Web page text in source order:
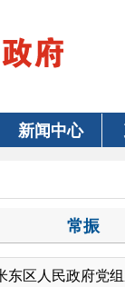
新闻中心
常振
东区人民政府党